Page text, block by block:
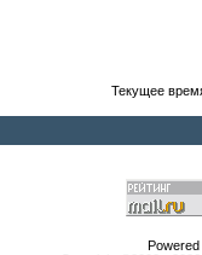
Текущее